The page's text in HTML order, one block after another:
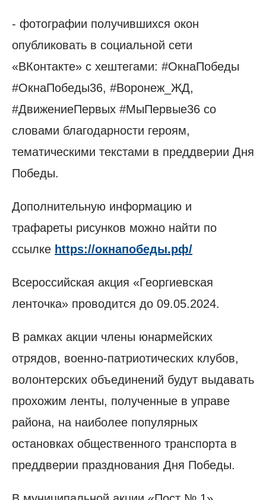
- фотографии получившихся окон
опубликовать в социальной сети
«ВКонтакте» с хештегами: #ОкнаПобеды
#ОкнаПобеды36, #Воронеж_ЖД,
#ДвижениеПервых #МыПервые36 со
словами благодарности героям,
тематическими текстами в преддверии Дня
Победы.
Дополнительную информацию и
трафареты рисунков можно найти по
ссылке https://окнапобеды.рф/
Всероссийская акция «Георгиевская
ленточка» проводится до 09.05.2024.
В рамках акции члены юнармейских
отрядов, военно-патриотических клубов,
волонтерских объединений будут выдавать
прохожим ленты, полученные в управе
района, на наиболее популярных
остановках общественного транспорта в
преддверии празднования Дня Победы.